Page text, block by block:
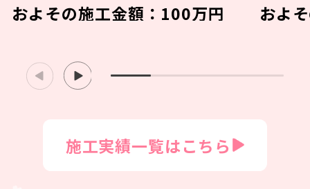
およその施工金額：100万円 およ
施工実績一覧はこちら